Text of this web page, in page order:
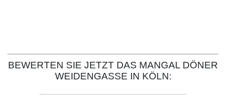
BEWERTEN SIE JETZT DAS MANGAL DÖNER
WEIDENGASSE IN KÖLN: